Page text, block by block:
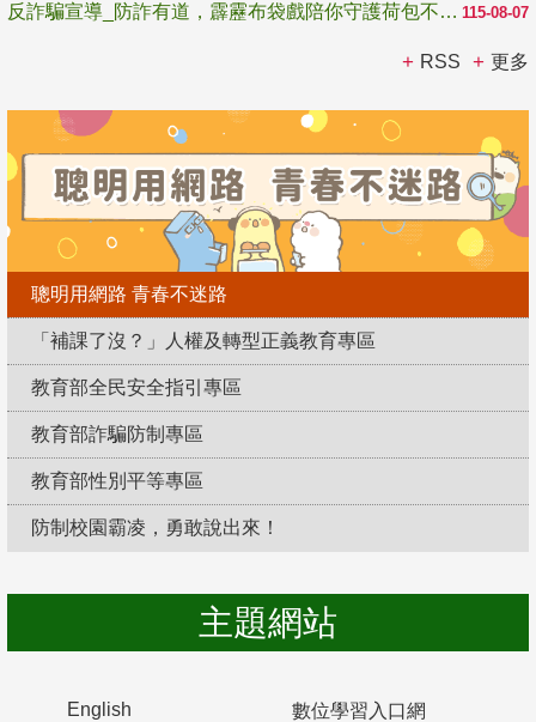
115-08-07
反詐騙宣導_防詐有道，霹靂布袋戲陪你守護荷包不受騙
RSS 更多
聰明用網路 青春不迷路
「補課了沒？」人權及轉型正義教育專區
教育部全民安全指引專區
教育部詐騙防制專區
教育部性別平等專區
防制校園霸凌，勇敢說出來！
主題網站
English 數位學習入口網